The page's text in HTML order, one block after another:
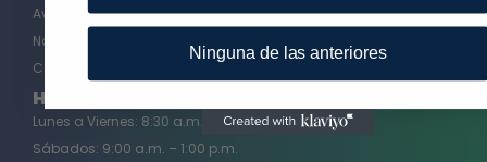
Ave. Profra. Francisca Gómez, Veleta
No.8324 C.P 32606
Cd. Juárez, Chihuahua, México
Horario
Lunes a Viernes: 8:30 a.m. – 5:30 p.m.
Sábados: 9:00 a.m. – 1:00 p.m.
Ninguna de las anteriores